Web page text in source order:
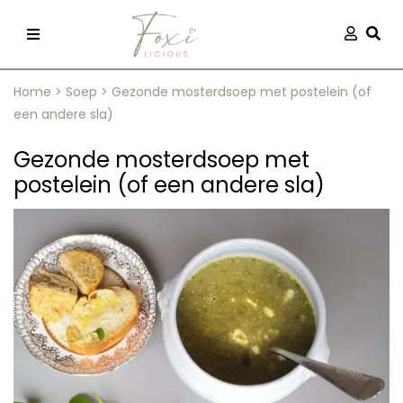
kleding
Home > Soep > Gezonde mosterdsoep met postelein (of
een andere sla)
Gezonde mosterdsoep met
postelein (of een andere sla)